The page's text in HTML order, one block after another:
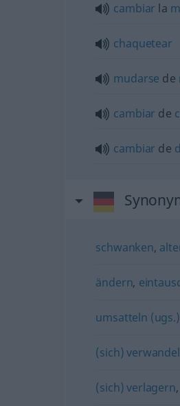
cambiar la
chaquetear
mudarse de
cambiar de
cambiar de
schwanken,
ändern,
umsatteln (ugs.)
(sich)
(sich) verlagern,